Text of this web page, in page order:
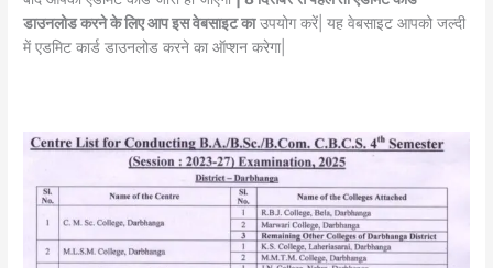
डाउनलोड करने के लिए आप इस वेबसाइट काउपयोग करें| यह वेबसाइट आपको जल्दी
में एडमिट कार्ड डाउनलोड करने का ऑप्शन करेगा|